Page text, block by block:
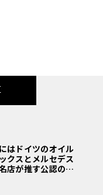
はドイツのオイル
クスとメルセデス
店が推す公認の安
で味わうシルキー